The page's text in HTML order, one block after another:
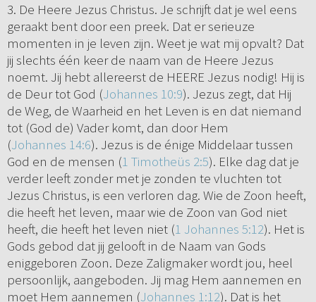
3. De Heere Jezus Christus. Je schrijft dat je wel eens
geraakt bent door een preek. Dat er serieuze
momenten in je leven zijn. Weet je wat mij opvalt? Dat
jij slechts één keer de naam van de Heere Jezus
noemt. Jij hebt allereerst de HEERE Jezus nodig! Hij is
de Deur tot God (Johannes 10:9). Jezus zegt, dat Hij
de Weg, de Waarheid en het Leven is en dat niemand
tot (God de) Vader komt, dan door Hem
(Johannes 14:6). Jezus is de énige Middelaar tussen
God en de mensen (1 Timotheüs 2:5). Elke dag dat je
verder leeft zonder met je zonden te vluchten tot
Jezus Christus, is een verloren dag. Wie de Zoon heeft,
die heeft het leven, maar wie de Zoon van God niet
heeft, die heeft het leven niet (1 Johannes 5:12). Het is
Gods gebod dat jij gelooft in de Naam van Gods
eniggeboren Zoon. Deze Zaligmaker wordt jou, heel
persoonlijk, aangeboden. Jij mag Hem aannemen en
moet Hem aannemen (Johannes 1:12). Dat is het